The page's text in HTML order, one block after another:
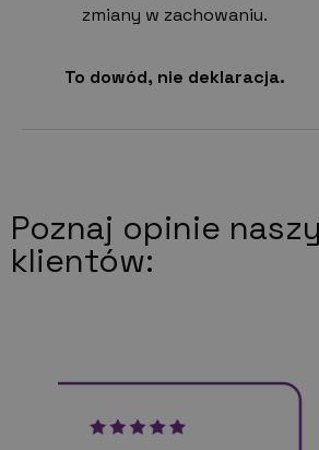
zmiany w zachowaniu.
To dowód, nie deklaracja.
Poznaj opinie
klientów: